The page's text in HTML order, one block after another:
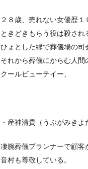
２８歳、売れない女優歴１
ときどきもらう役は殺され
ひょとした縁で葬儀場の司
それから葬儀にからむ人間
クールビューテイー、
・産神清貴（うぶがみきよ
凄腕葬儀プランナーで顧客
音村も尊敬している。